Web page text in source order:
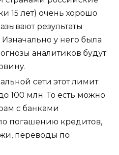
15 лет) очень хорошо
результаты
у него была
аналитиков будут
сети этот лимит
100 млн. То есть можно
с банками
погашению кредитов,
переводы по